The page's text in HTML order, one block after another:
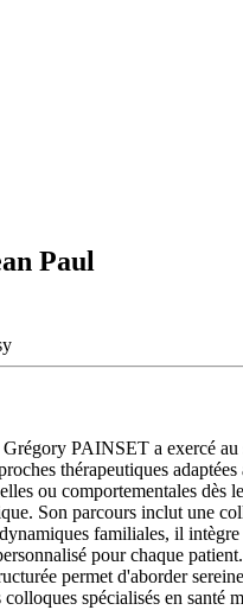
Paul
PAINSET a exercé
thérapeutiques
ou comportementales
Son parcours inclut une
familiales, il intègre
pour chaque
permet d'aborder
spécialisés en santé